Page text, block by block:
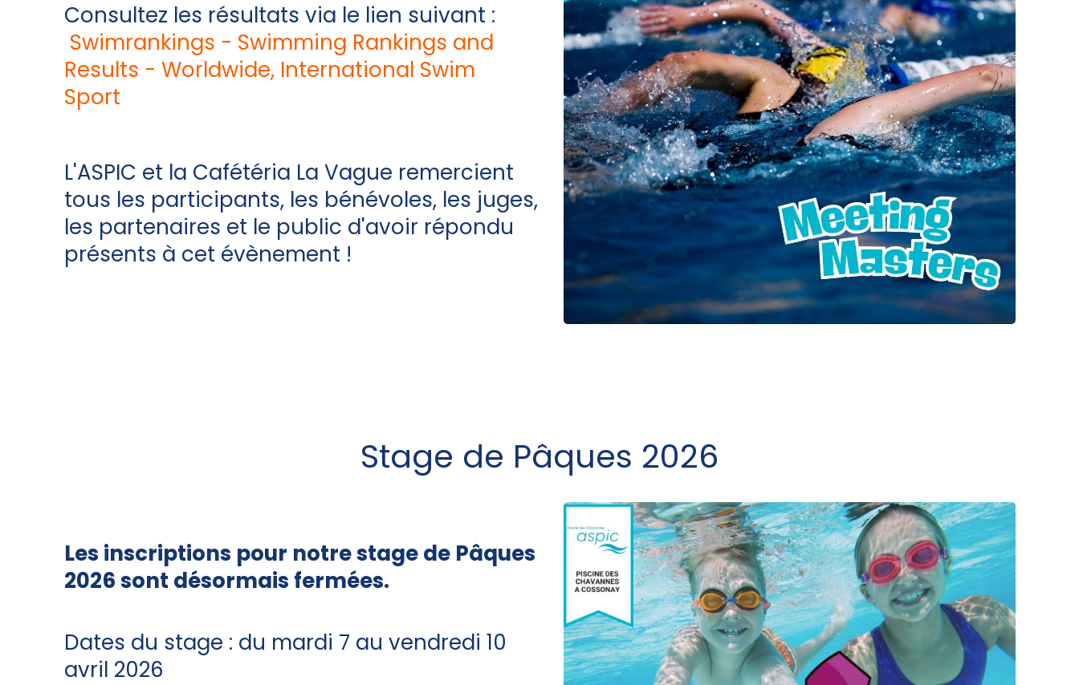
Consultez les résultats via le lien suivant :
Swimrankings - Swimming Rankings and
Results - Worldwide, International Swim
Sport
L'ASPIC et la Cafétéria La Vague remercient
tous les participants, les bénévoles, les juges,
les partenaires et le public d'avoir répondu
présents à cet évènement !
Stage de Pâques 2026
Les inscriptions pour notre stage de Pâques
2026 sont désormais fermées.
Dates du stage : du mardi 7 au vendredi 10
avril 2026